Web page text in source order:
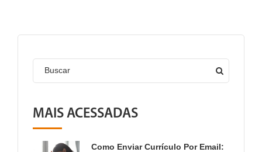
Buscar
MAIS ACESSADAS
Como Enviar Currículo Por Email: